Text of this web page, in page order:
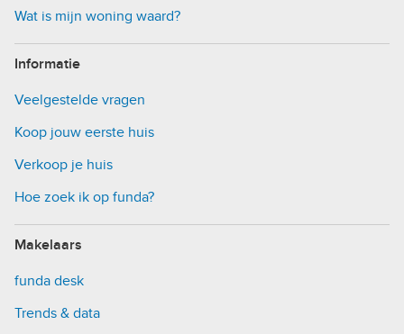
Wat is mijn woning waard?
Informatie
Veelgestelde vragen
Koop jouw eerste huis
Verkoop je huis
Hoe zoek ik op funda?
Makelaars
funda desk
Trends & data